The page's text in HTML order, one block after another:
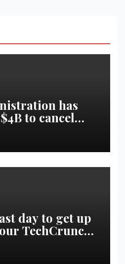
has
to cancel
|
day to get up
TechCrunch
|